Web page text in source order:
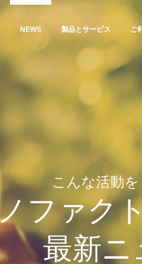
NEWS 製品とサービス ご
こんな活動
ファク
最新ニ